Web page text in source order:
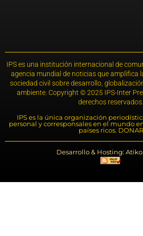
IPS es una institución internacional de
agencia mundial de noticias que amplifica
sociedad civil sobre desarrollo,
ambiente. Copyright © 2025 IPS-Inter
derechos reservados.
IPS es la única organización
personal y corresponsales en el mundo
países ricos. DONAR
Desarrollo & Hosting: